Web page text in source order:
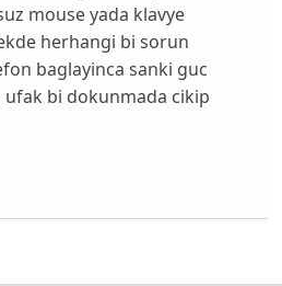
mouse yada klavye
herhangi bi sorun
baglayinca sanki guc
bi dokunmada cikip